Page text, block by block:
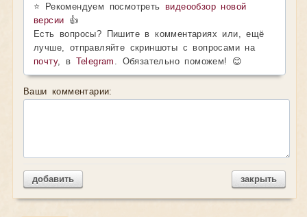
⭐ Рекомендуем посмотретьвидеообзор новой
версии 👍
Есть вопросы? Пишите в комментариях или, ещё
лучше, отправляйте скриншоты с вопросами на
почту, в Telegram . Обязательно поможем! 😊
Ваши комментарии:
добавить закрыть